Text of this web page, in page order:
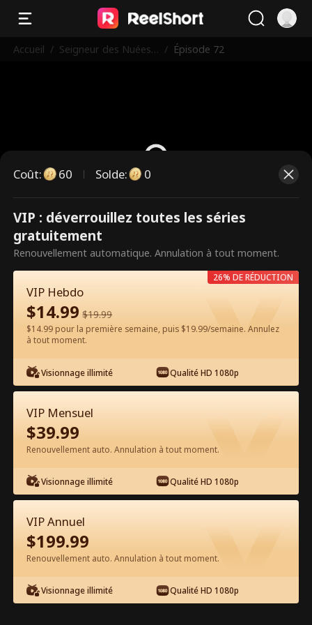
Accueil / Seigneur des Nuées
/ Épisode 72
Ce sont des épisodes payants.
Débloquez pour regarder.
Regarder gratuitement sur l'App
Épisode 72 - Seigneur des Nuées et
Guérisseur Légendaire Film complet
1-50 51-84 Tous les épisodes
Coût: 60 Solde: 0
VIP : déverrouillez toutes les séries
gratuitement
Renouvellement automatique. Annulation à tout moment.
VIP Hebdo
$14.99 $19.99
$14.99 pour la première semaine, puis $19.99/semaine. Annulez
à tout moment.
Visionnage illimité Qualité HD 1080p
26% DE RÉDUCTION
VIP Mensuel
$39.99
Renouvellement auto. Annulation à tout moment.
Visionnage illimité Qualité HD 1080p
VIP Annuel
$199.99
Renouvellement auto. Annulation à tout moment.
Visionnage illimité Qualité HD 1080p